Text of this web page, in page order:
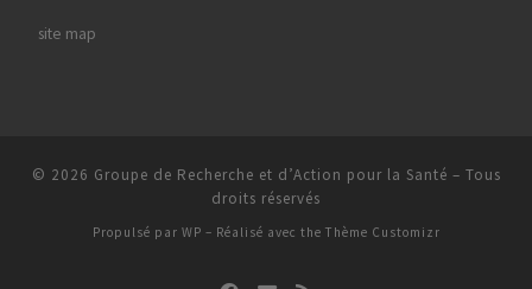
site map
© 2026 Groupe de Recherche et d’Action pour la Santé – Tous
droits réservés
Propulsé par WP – Réalisé avec the Thème Customizr